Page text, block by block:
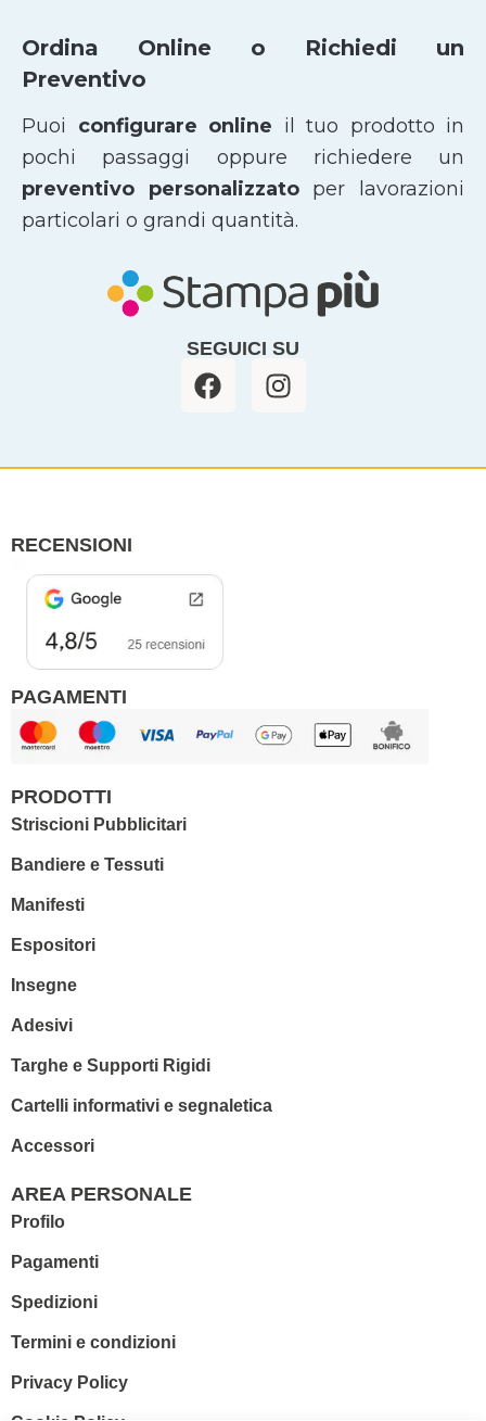
Ordina Online o Richiedi un
Preventivo
Puoi configurare online il tuo prodotto in
pochi passaggi oppure richiedere un
preventivo personalizzatoper lavorazioni
particolari o grandi quantità.
SEGUICI SU
F
a
b
I
n
a
RECENSIONI
PAGAMENTI
PRODOTTI
Striscioni Pubblicitari
Bandiere e Tessuti
Manifesti
Espositori
Insegne
Adesivi
Targhe e Supporti Rigidi
Cartelli informativi e segnaletica
Accessori
AREA PERSONALE
Profilo
Pagamenti
Spedizioni
Termini e condizioni
Privacy Policy